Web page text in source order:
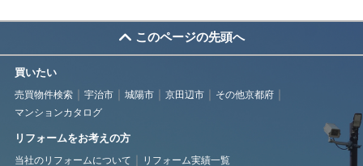
このページの先頭へ
買いたい
売買物件検索 宇治市 城陽市 京田辺市
その他京都府
マンションカタログ
リフォームをお考えの方
当社のリフォームについて リフォーム実績一覧